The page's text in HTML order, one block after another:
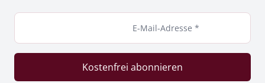
E-Mail-Adresse *
Kostenfrei abonnieren